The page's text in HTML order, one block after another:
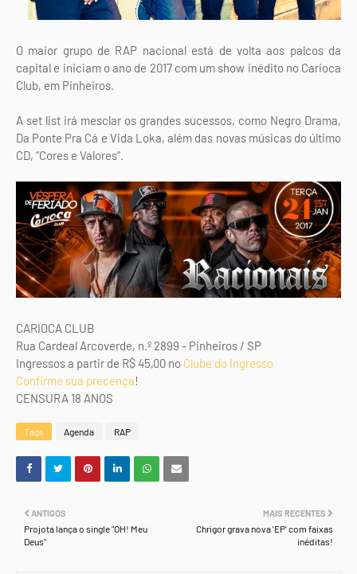
O maior grupo de RAP nacional está de volta aos palcos da
capital e iniciam o ano de 2017 com um show inédito no Carioca
Club, em Pinheiros.
A set list irá mesclar os grandes sucessos, como Negro Drama,
Da Ponte Pra Cá e Vida Loka, além das novas músicas do último
CD, “Cores e Valores".
CARIOCA CLUB
Rua Cardeal Arcoverde, n.º 2899 - Pinheiros / SP
Ingressos a partir de R$ 45,00 no Clube do Ingresso
Confirme sua precença!
CENSURA 18 ANOS
Tags Agenda RAP
MAIS RECENTES
Chrigor grava nova 'EP' com faixas
inéditas!
ANTIGOS
Projota lança o single "OH! Meu
Deus"